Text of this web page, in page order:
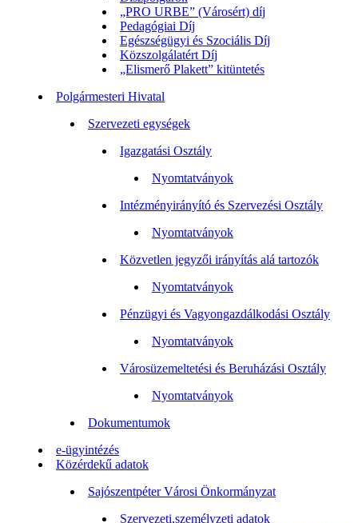
„PRO URBE” (Városért) díj
Pedagógiai Díj
Egészségügyi és Szociális Díj
Közszolgálatért Díj
„Elismerő Plakett” kitüntetés
Polgármesteri Hivatal
Szervezeti egységek
Igazgatási Osztály
Nyomtatványok
Intézményirányító és Szervezési Osztály
Nyomtatványok
Közvetlen jegyzői irányítás alá tartozók
Nyomtatványok
Pénzügyi és Vagyongazdálkodási Osztály
Nyomtatványok
Városüzemeltetési és Beruházási Osztály
Nyomtatványok
Dokumentumok
e-ügyintézés
Közérdekű adatok
Sajószentpéter Városi Önkormányzat
Szervezeti,személyzeti adatok